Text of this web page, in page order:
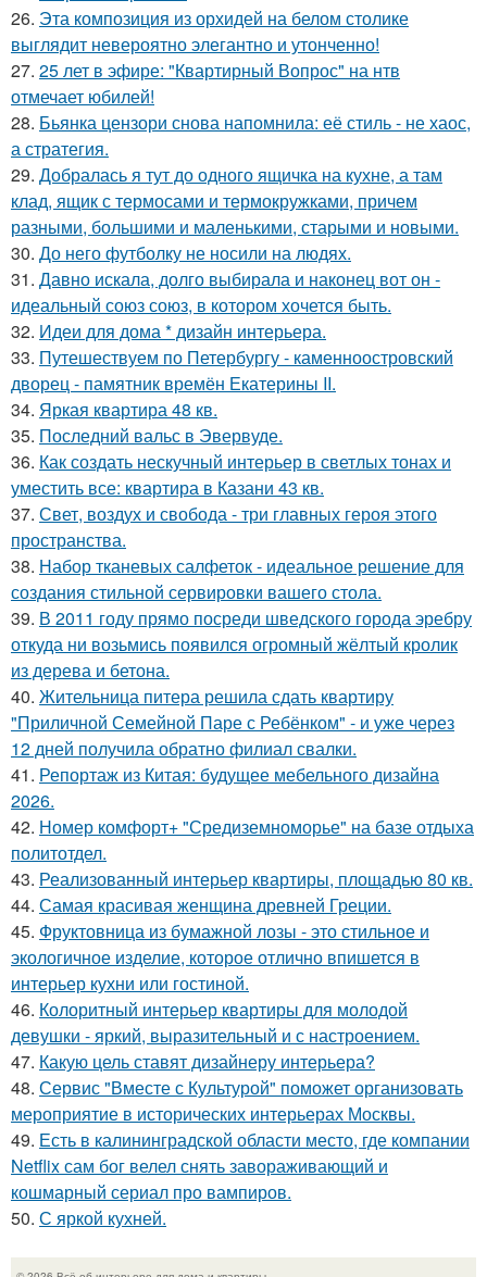
26. Эта композиция из орхидей на белом столике
выглядит невероятно элегантно и утонченно!
27. 25 лет в эфире: "Квартирный Вопрос" на нтв
отмечает юбилей!
28. Бьянка цензори снова напомнила: её стиль - не хаос,
а стратегия.
29. Добралась я тут до одного ящичка на кухне, а там
клад, ящик с термосами и термокружками, причем
разными, большими и маленькими, старыми и новыми.
30. До него футболку не носили на людях.
31. Давно искала, долго выбирала и наконец вот он -
идеальный союз союз, в котором хочется быть.
32. Идеи для дома * дизайн интерьера.
33. Путешествуем по Петербургу - каменноостровский
дворец - памятник времён Екатерины II.
34. Яркая квартира 48 кв.
35. Последний вальс в Эвервуде.
36. Как создать нескучный интерьер в светлых тонах и
уместить все: квартира в Казани 43 кв.
37. Свет, воздух и свобода - три главных героя этого
пространства.
38. Набор тканевых салфеток - идеальное решение для
создания стильной сервировки вашего стола.
39. В 2011 году прямо посреди шведского города эребру
откуда ни возьмись появился огромный жёлтый кролик
из дерева и бетона.
40. Жительница питера решила сдать квартиру
"Приличной Семейной Паре с Ребёнком" - и уже через
12 дней получила обратно филиал свалки.
41. Репортаж из Китая: будущее мебельного дизайна
2026.
42. Номер комфорт+ "Средиземноморье" на базе отдыха
политотдел.
43. Реализованный интерьер квартиры, площадью 80 кв.
44. Самая красивая женщина древней Греции.
45. Фруктовница из бумажной лозы - это стильное и
экологичное изделие, которое отлично впишется в
интерьер кухни или гостиной.
46. Колоритный интерьер квартиры для молодой
девушки - яркий, выразительный и с настроением.
47. Какую цель ставят дизайнеру интерьера?
48. Сервис "Вместе с Культурой" поможет организовать
мероприятие в исторических интерьерах Москвы.
49. Есть в калининградской области место, где компании
Netflix сам бог велел снять завораживающий и
кошмарный сериал про вампиров.
50. С яркой кухней.